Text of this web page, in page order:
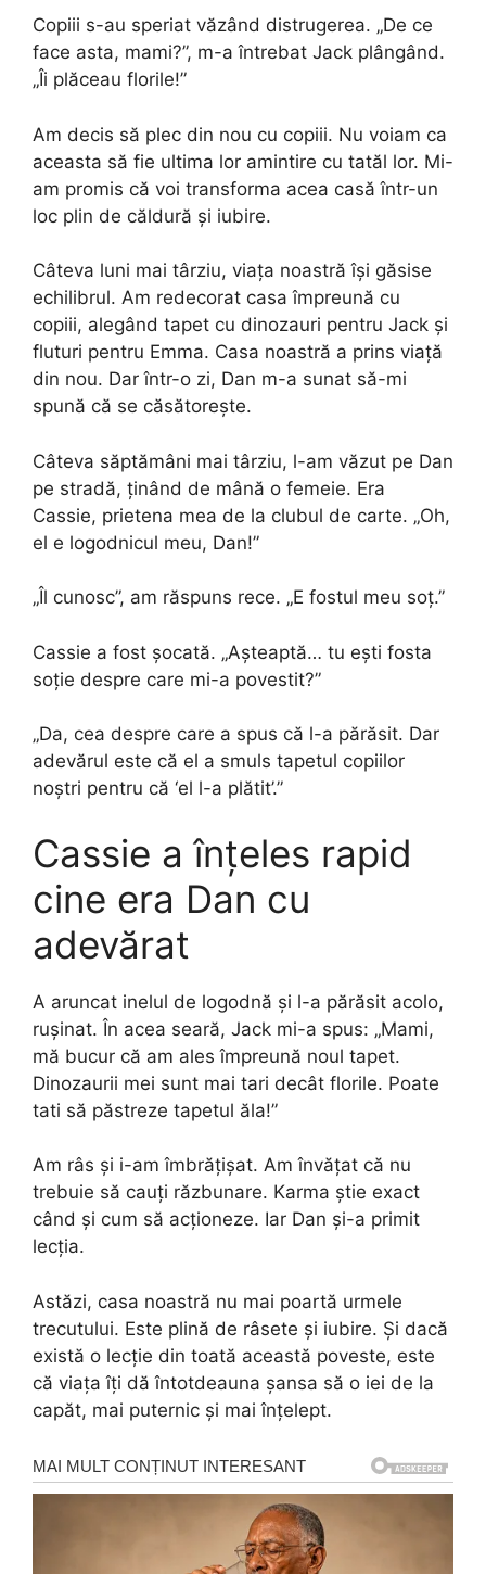
Copiii s-au speriat văzând distrugerea. „De ce
face asta, mami?”, m-a întrebat Jack plângând.
„Îi plăceau florile!”
Am decis să plec din nou cu copiii. Nu voiam ca
aceasta să fie ultima lor amintire cu tatăl lor. Mi-
am promis că voi transforma acea casă într-un
loc plin de căldură și iubire.
Câteva luni mai târziu, viața noastră își găsise
echilibrul. Am redecorat casa împreună cu
copiii, alegând tapet cu dinozauri pentru Jack și
fluturi pentru Emma. Casa noastră a prins viață
din nou. Dar într-o zi, Dan m-a sunat să-mi
spună că se căsătorește.
Câteva săptămâni mai târziu, l-am văzut pe Dan
pe stradă, ținând de mână o femeie. Era
Cassie, prietena mea de la clubul de carte. „Oh,
el e logodnicul meu, Dan!”
„Îl cunosc”, am răspuns rece. „E fostul meu soț.”
Cassie a fost șocată. „Așteaptă… tu ești fosta
soție despre care mi-a povestit?”
„Da, cea despre care a spus că l-a părăsit. Dar
adevărul este că el a smuls tapetul copiilor
noștri pentru că ‘el l-a plătit’.”
Cassie a înțeles rapid
cine era Dan cu
adevărat
A aruncat inelul de logodnă și l-a părăsit acolo,
rușinat. În acea seară, Jack mi-a spus: „Mami,
mă bucur că am ales împreună noul tapet.
Dinozaurii mei sunt mai tari decât florile. Poate
tati să păstreze tapetul ăla!”
Am râs și i-am îmbrățișat. Am învățat că nu
trebuie să cauți răzbunare. Karma știe exact
când și cum să acționeze. Iar Dan și-a primit
lecția.
Astăzi, casa noastră nu mai poartă urmele
trecutului. Este plină de râsete și iubire. Și dacă
există o lecție din toată această poveste, este
că viața îți dă întotdeauna șansa să o iei de la
capăt, mai puternic și mai înțelept.